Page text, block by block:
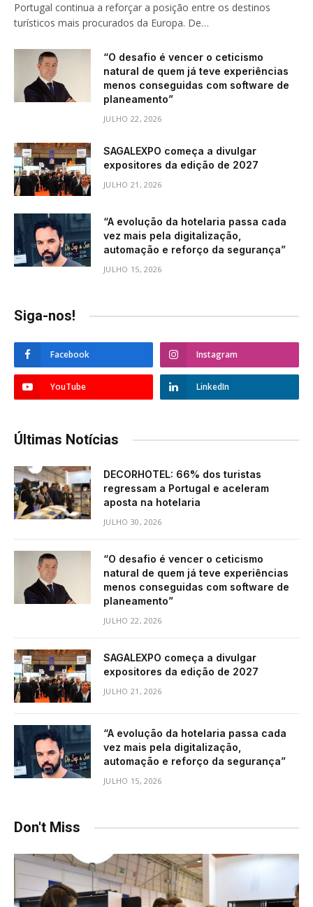
Portugal continua a reforçar a posição entre os destinos
turísticos mais procurados da Europa. De…
“O desafio é vencer o ceticismo
natural de quem já teve experiências
menos conseguidas com software de
planeamento”
JULHO 22, 2026
SAGALEXPO começa a divulgar
expositores da edição de 2027
JULHO 21, 2026
“A evolução da hotelaria passa cada
vez mais pela digitalização,
automação e reforço da segurança”
JULHO 15, 2026
Siga-nos!
Facebook Instagram
YouTube LinkedIn
Últimas Notícias
DECORHOTEL: 66% dos turistas
regressam a Portugal e aceleram
aposta na hotelaria
JULHO 30, 2026
“O desafio é vencer o ceticismo
natural de quem já teve experiências
menos conseguidas com software de
planeamento”
JULHO 22, 2026
SAGALEXPO começa a divulgar
expositores da edição de 2027
JULHO 21, 2026
“A evolução da hotelaria passa cada
vez mais pela digitalização,
automação e reforço da segurança”
JULHO 15, 2026
Don't Miss